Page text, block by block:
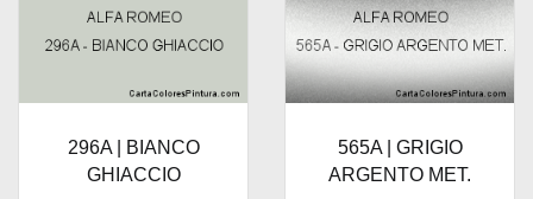
296A | BIANCO
GHIACCIO
565A | GRIGIO
ARGENTO MET.